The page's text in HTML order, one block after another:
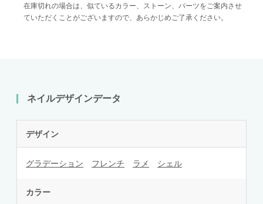
在庫切れの場合は、似ているカラー、ストーン、パーツをご案内させ
ていただくことがございますので、あらかじめご了承ください。
ネイルデザインデータ
デザイン
グラデーション フレンチ ラメ シェル
カラー